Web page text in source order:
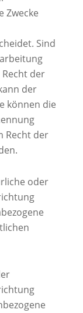
Zwecke
Sind
der
der
können die
Recht der
oder